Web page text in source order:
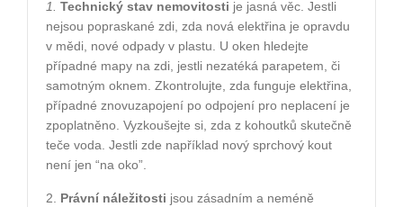
1. Technický stav nemovitosti je jasná věc. Jestli
nejsou popraskané zdi, zda nová elektřina je opravdu
v mědi, nové odpady v plastu. U oken hledejte
případné mapy na zdi, jestli nezatéká parapetem, či
samotným oknem. Zkontrolujte, zda funguje elektřina,
případné znovuzapojení po odpojení pro neplacení je
zpoplatněno. Vyzkoušejte si, zda z kohoutků skutečně
teče voda. Jestli zde například nový sprchový kout
není jen “na oko”.
2. Právní náležitosti jsou zásadním a neméně